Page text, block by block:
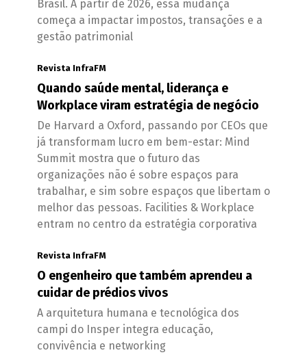
Brasil. A partir de 2026, essa mudança
começa a impactar impostos, transações e a
gestão patrimonial
Revista InfraFM
Quando saúde mental, liderança e
Workplace viram estratégia de negócio
De Harvard a Oxford, passando por CEOs que
já transformam lucro em bem-estar: Mind
Summit mostra que o futuro das
organizações não é sobre espaços para
trabalhar, e sim sobre espaços que libertam o
melhor das pessoas. Facilities & Workplace
entram no centro da estratégia corporativa
Revista InfraFM
O engenheiro que também aprendeu a
cuidar de prédios vivos
A arquitetura humana e tecnológica dos
campi do Insper integra educação,
convivência e networking